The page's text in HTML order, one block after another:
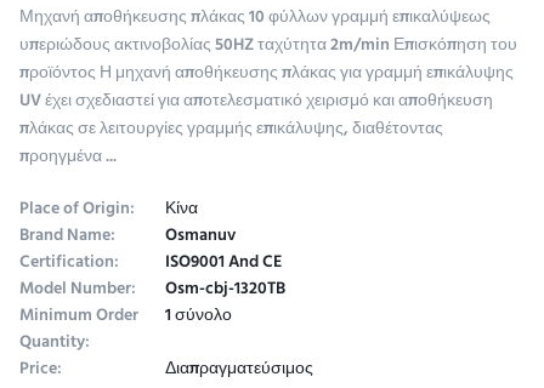
Μηχανή αποθήκευσης πλάκας 10 φύλλων γραμμή επικαλύψεως
υπεριώδους ακτινοβολίας 50HZ ταχύτητα 2m/min Επισκόπηση του
προϊόντος Η μηχανή αποθήκευσης πλάκας για γραμμή επικάλυψης
UV έχει σχεδιαστεί για αποτελεσματικό χειρισμό και αποθήκευση
πλάκας σε λειτουργίες γραμμής επικάλυψης, διαθέτοντας
προηγμένα ...
Place of Origin:
Κίνα
Brand Name: Osmanuv
Certification: ISO9001 And CE
Model Number: Osm-cbj-1320TB
Minimum Order
Quantity:
1 σύνολο
Price:
Διαπραγματεύσιμος